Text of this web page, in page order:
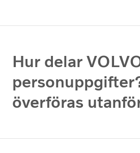
Hur delar
överföras